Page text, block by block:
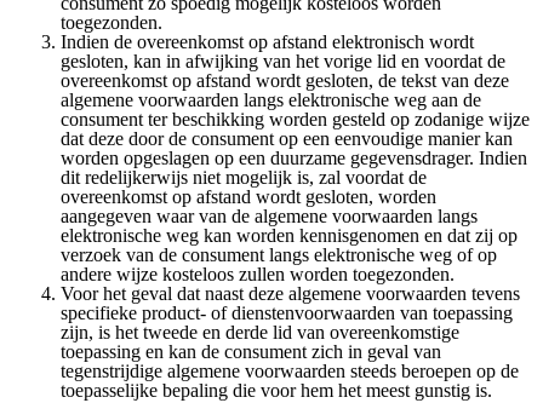
toegezonden.
Indien de overeenkomst op afstand elektronisch wordt
gesloten, kan in afwijking van het vorige lid en voordat de
overeenkomst op afstand wordt gesloten, de tekst van deze
algemene voorwaarden langs elektronische weg aan de
consument ter beschikking worden gesteld op zodanige wijze
dat deze door de consument op een eenvoudige manier kan
worden opgeslagen op een duurzame gegevensdrager. Indien
dit redelijkerwijs niet mogelijk is, zal voordat de
overeenkomst op afstand wordt gesloten, worden
aangegeven waar van de algemene voorwaarden langs
elektronische weg kan worden kennisgenomen en dat zij op
verzoek van de consument langs elektronische weg of op
andere wijze kosteloos zullen worden toegezonden.
Voor het geval dat naast deze algemene voorwaarden tevens
specifieke product- of dienstenvoorwaarden van toepassing
zijn, is het tweede en derde lid van overeenkomstige
toepassing en kan de consument zich in geval van
tegenstrijdige algemene voorwaarden steeds beroepen op de
toepasselijke bepaling die voor hem het meest gunstig is.